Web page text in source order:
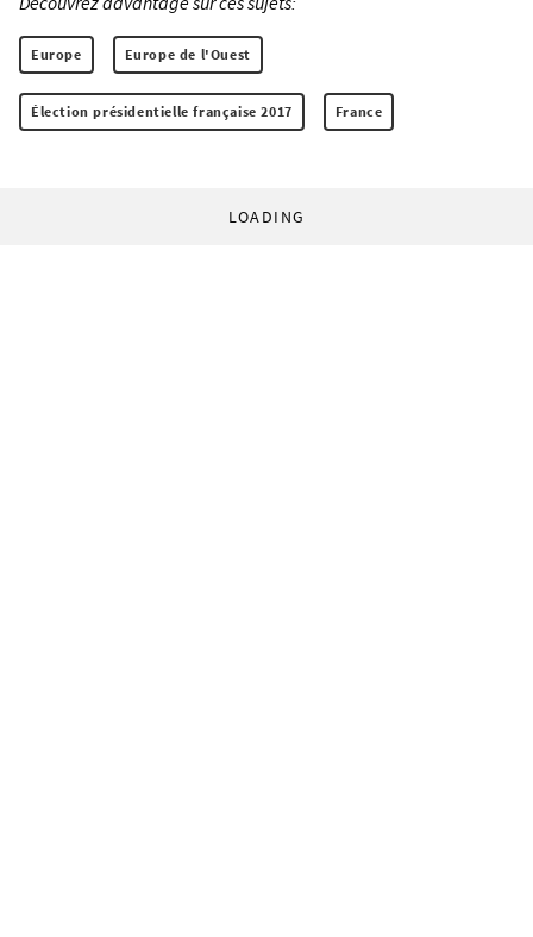
Europe Europe de l'Ouest
Élection présidentielle française 2017 France
LOADING